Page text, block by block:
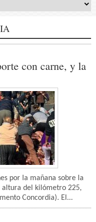
con carne, y la
por la mañana sobre la
altura del kilómetro 225,
Concordia). El...